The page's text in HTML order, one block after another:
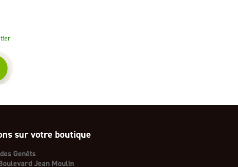
sur votre boutique
Genêts
Jean Moulin